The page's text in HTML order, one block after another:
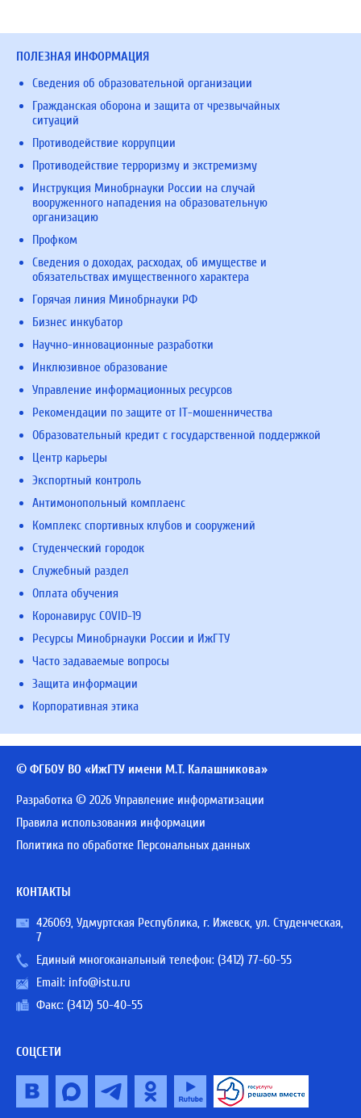
ПОЛЕЗНАЯ ИНФОРМАЦИЯ
Сведения об образовательной организации
Гражданская оборона и защита от чрезвычайных
ситуаций
Противодействие коррупции
Противодействие терроризму и экстремизму
Инструкция Минобрнауки России на случай
вооруженного нападения на образовательную
организацию
Профком
Сведения о доходах, расходах, об имуществе и
обязательствах имущественного характера
Горячая линия Минобрнауки РФ
Бизнес инкубатор
Научно-инновационные разработки
Инклюзивное образование
Управление информационных ресурсов
Рекомендации по защите от IT-мошенничества
Образовательный кредит с государственной поддержкой
Центр карьеры
Экспортный контроль
Антимонопольный комплаенс
Комплекс спортивных клубов и сооружений
Студенческий городок
Служебный раздел
Оплата обучения
Коронавирус COVID-19
Ресурсы Минобрнауки России и ИжГТУ
Часто задаваемые вопросы
Защита информации
Корпоративная этика
© ФГБОУ ВО «ИжГТУ имени М.Т. Калашникова»
Разработка © 2026 Управление информатизации
Правила использования информации
Политика по обработке Персональных данных
КОНТАКТЫ
426069, Удмуртская Республика, г. Ижевск, ул. Студенческая,
7
Единый многоканальный телефон: (3412) 77-60-55
Email: info@istu.ru
Факс: (3412) 50-40-55
СОЦСЕТИ